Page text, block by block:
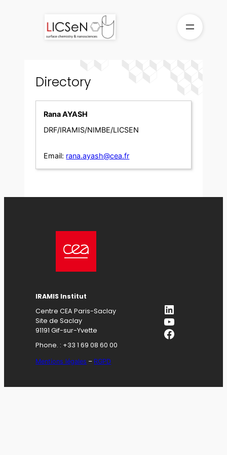
Directory
Rana AYASH
DRF/IRAMIS/NIMBE/LICSEN
Email: rana.ayash@cea.fr
IRAMIS Institut
Centre CEA Paris-Saclay
Site de Saclay
91191 Gif-sur-Yvette
Phone. : +33 1 69 08 60 00
Mentions légales – RGPD
LinkedIn
YouTube
Facebook